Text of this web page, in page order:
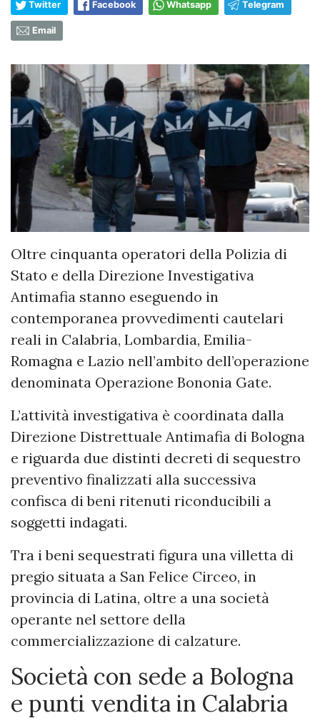
Twitter Facebook Whatsapp Telegram
Email
Oltre cinquanta operatori della Polizia di
Stato e della Direzione Investigativa
Antimafia stanno eseguendo in
contemporanea provvedimenti cautelari
reali in Calabria, Lombardia, Emilia-
Romagna e Lazio nell’ambito dell’operazione
denominata Operazione Bononia Gate.
L’attività investigativa è coordinata dalla
Direzione Distrettuale Antimafia di Bologna
e riguarda due distinti decreti di sequestro
preventivo finalizzati alla successiva
confisca di beni ritenuti riconducibili a
soggetti indagati.
Tra i beni sequestrati figura una villetta di
pregio situata a San Felice Circeo, in
provincia di Latina, oltre a una società
operante nel settore della
commercializzazione di calzature.
Società con sede a Bologna
e punti vendita in Calabria